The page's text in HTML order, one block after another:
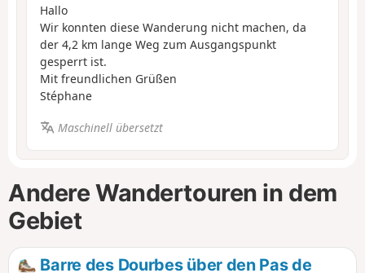
Hallo
Wir konnten diese Wanderung nicht machen, da
der 4,2 km lange Weg zum Ausgangspunkt
gesperrt ist.
Mit freundlichen Grüßen
Stéphane
Maschinell übersetzt
Andere Wandertouren in dem
Gebiet
Barre des Dourbes über den Pas de